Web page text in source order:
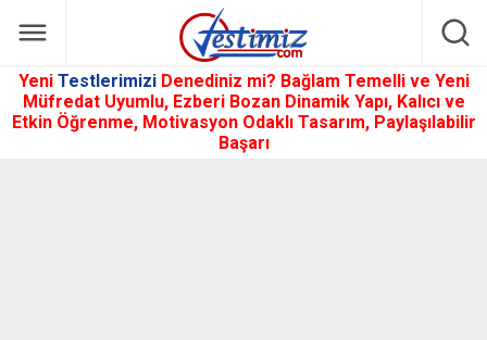
Yeni Testlerimizi Denediniz mi? Bağlam Temelli ve Yeni
Müfredat Uyumlu, Ezberi Bozan Dinamik Yapı, Kalıcı ve
Etkin Öğrenme, Motivasyon Odaklı Tasarım, Paylaşılabilir
Başarı